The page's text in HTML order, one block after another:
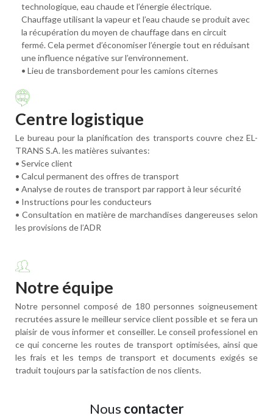
technologique, eau chaude et l’énergie électrique.
Chauffage utilisant la vapeur et l’eau chaude se produit avec
la récupération du moyen de chauffage dans en circuit
fermé. Cela permet d’économiser l’énergie tout en réduisant
une influence négative sur l’environnement.
• Lieu de transbordement pour les camions citernes
Centre logistique
Le bureau pour la planification des transports couvre chez EL-
TRANS S.A. les matières suivantes:
• Service client
• Calcul permanent des offres de transport
• Analyse de routes de transport par rapport à leur sécurité
• Instructions pour les conducteurs
• Consultation en matière de marchandises dangereuses selon
les provisions de l’ADR
Notre équipe
Notre personnel composé de 180 personnes soigneusement
recrutées assure le meilleur service client possible et se fera un
plaisir de vous informer et conseiller. Le conseil professionel en
ce qui concerne les routes de transport optimisées, ainsi que
les frais et les temps de transport et documents exigés se
traduit toujours par la satisfaction de nos clients.
Nous contacter